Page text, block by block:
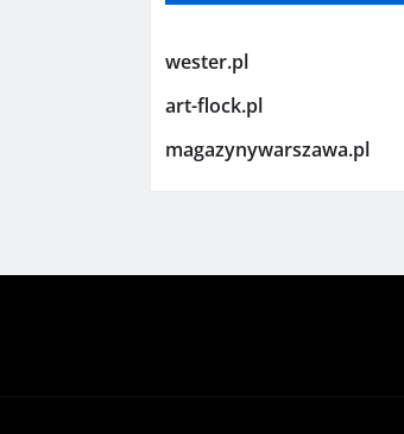
wester.pl
art-flock.pl
magazynywarszawa.pl